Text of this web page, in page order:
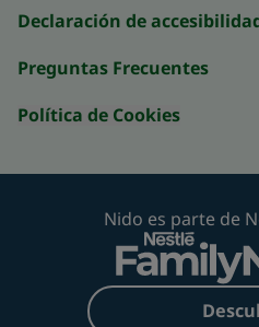
Declaración de
Preguntas Frecuentes
Política de Cookies
Nido es parte de